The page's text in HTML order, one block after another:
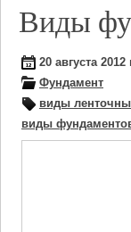
Виды
20 августа 2012
Фундамент
виды
виды